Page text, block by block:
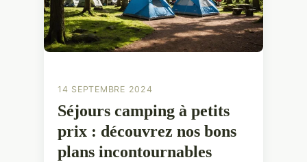
14 SEPTEMBRE 2024
Séjours camping à petits
prix : découvrez nos bons
plans incontournables